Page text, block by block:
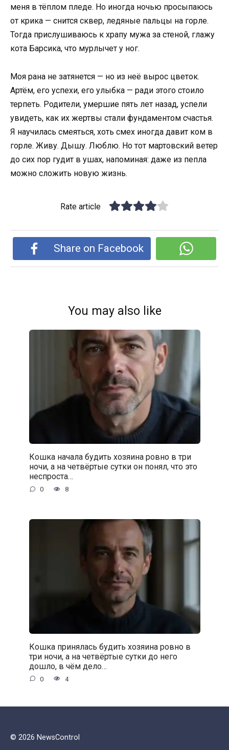
меня в тёплом пледе. Но иногда ночью просыпаюсь
от крика — снится сквер, ледяные пальцы на горле.
Тогда прислушиваюсь к храпу мужа за стеной, глажу
кота Барсика, что мурлычет у ног.
Моя рана не затянется — но из неё вырос цветок.
Артём, его успехи, его улыбка — ради этого стоило
терпеть. Родители, умершие пять лет назад, успели
увидеть, как их жертвы стали фундаментом счастья.
Я научилась смеяться, хоть смех иногда давит ком в
горле. Живу. Дышу. Люблю. Но тот мартовский ветер
до сих пор гудит в ушах, напоминая: даже из пепла
можно сложить новую жизнь.
Rate article
Share on Facebook
You may also like
Кошка начала будить хозяина ровно в три
ночи, а на четвёртые сутки он понял, что это
неспроста…
0 8
Кошка принялась будить хозяина ровно в
три ночи, а на четвёртые сутки до него
дошло, в чём дело…
0 4
© 2026 NewsControl